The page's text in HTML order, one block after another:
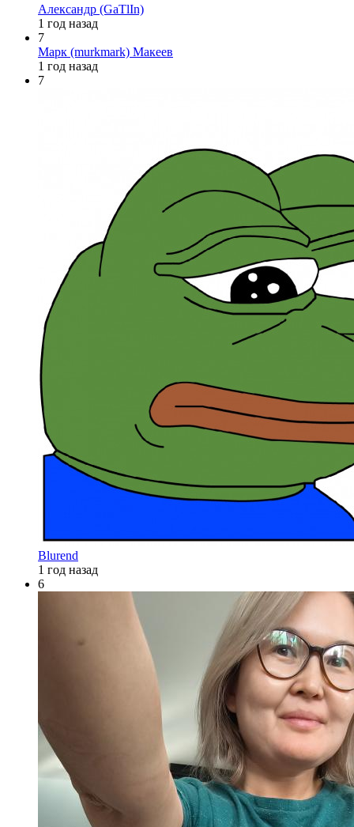
Александр (GaTlIn)
1 год назад
7
Марк (murkmark) Макеев
1 год назад
7
Blurend
1 год назад
6